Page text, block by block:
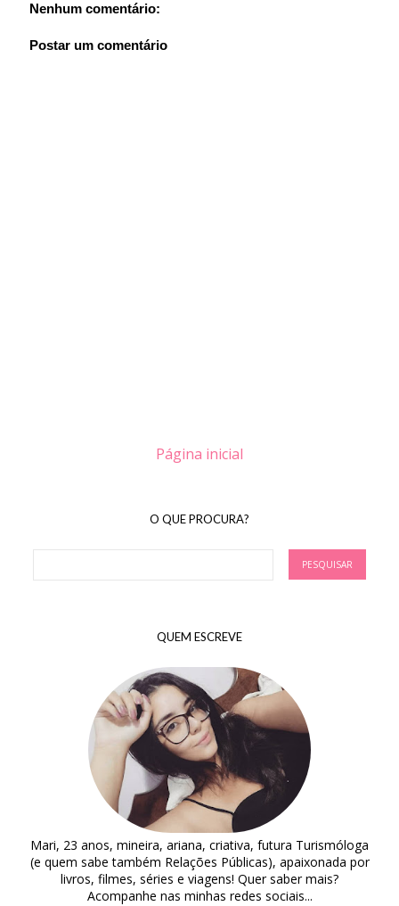
Nenhum comentário:
Postar um comentário
Página inicial
O QUE PROCURA?
QUEM ESCREVE
Mari, 23 anos, mineira, ariana, criativa, futura Turismóloga
(e quem sabe também Relações Públicas), apaixonada por
livros, filmes, séries e viagens! Quer saber mais?
Acompanhe nas minhas redes sociais...